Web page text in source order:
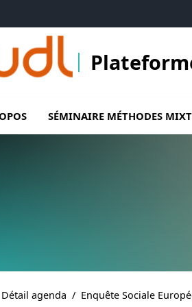
SÉMINAIRE MÉTHODES
Détail agenda / Enquête Sociale